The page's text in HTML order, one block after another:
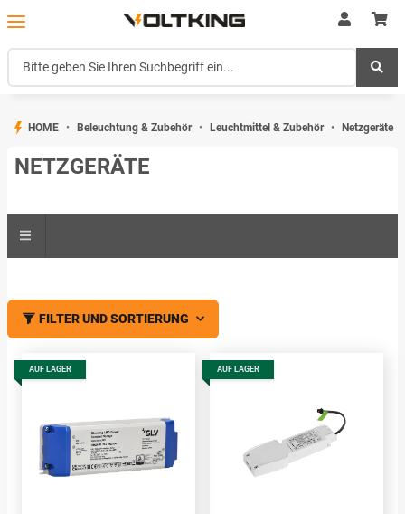
HOME Beleuchtung & Zubehör Leuchtmittel & Zubehör Netzgeräte
NETZGERÄTE
FILTER UND SORTIERUNG
AUF LAGER AUF LAGER